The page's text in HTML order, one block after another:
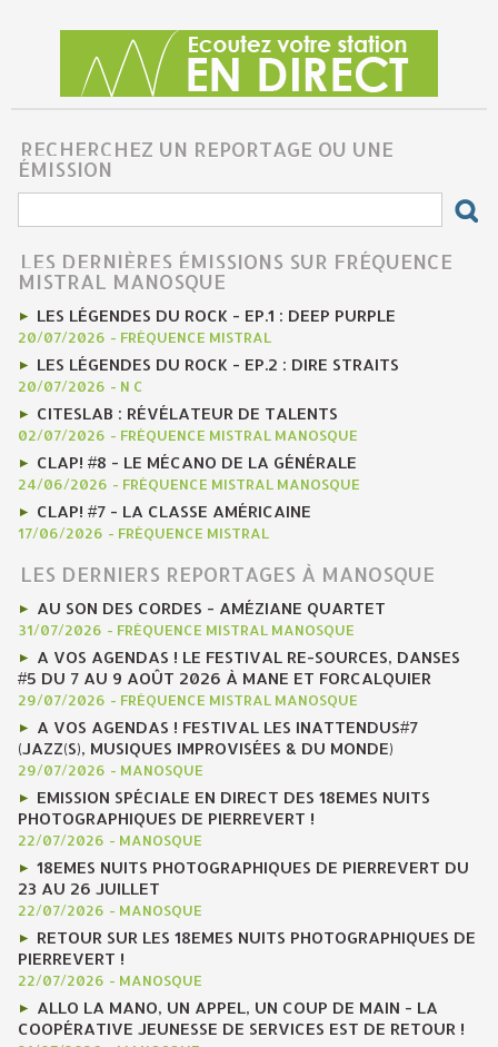
RECHERCHEZ UN REPORTAGE OU UNE
ÉMISSION
LES DERNIÈRES ÉMISSIONS SUR FRÉQUENCE
MISTRAL MANOSQUE
LES LÉGENDES DU ROCK - EP.1 : DEEP PURPLE
20/07/2026 - FRÉQUENCE MISTRAL
LES LÉGENDES DU ROCK - EP.2 : DIRE STRAITS
20/07/2026 - N C
CITESLAB : RÉVÉLATEUR DE TALENTS
02/07/2026 - FRÉQUENCE MISTRAL MANOSQUE
CLAP! #8 - LE MÉCANO DE LA GÉNÉRALE
24/06/2026 - FRÉQUENCE MISTRAL MANOSQUE
CLAP! #7 - LA CLASSE AMÉRICAINE
17/06/2026 - FRÉQUENCE MISTRAL
LES DERNIERS REPORTAGES À MANOSQUE
AU SON DES CORDES - AMÉZIANE QUARTET
31/07/2026 - FRÉQUENCE MISTRAL MANOSQUE
A VOS AGENDAS ! LE FESTIVAL RE-SOURCES, DANSES
#5 DU 7 AU 9 AOÛT 2026 À MANE ET FORCALQUIER
29/07/2026 - FRÉQUENCE MISTRAL MANOSQUE
A VOS AGENDAS ! FESTIVAL LES INATTENDUS#7
(JAZZ(S), MUSIQUES IMPROVISÉES & DU MONDE)
29/07/2026 - MANOSQUE
EMISSION SPÉCIALE EN DIRECT DES 18EMES NUITS
PHOTOGRAPHIQUES DE PIERREVERT !
22/07/2026 - MANOSQUE
18EMES NUITS PHOTOGRAPHIQUES DE PIERREVERT DU
23 AU 26 JUILLET
22/07/2026 - MANOSQUE
RETOUR SUR LES 18EMES NUITS PHOTOGRAPHIQUES DE
PIERREVERT !
22/07/2026 - MANOSQUE
ALLO LA MANO, UN APPEL, UN COUP DE MAIN - LA
COOPÉRATIVE JEUNESSE DE SERVICES EST DE RETOUR !